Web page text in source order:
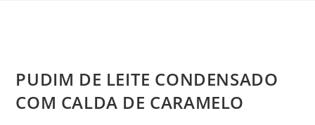
PUDIM DE LEITE CONDENSADO
COM CALDA DE CARAMELO